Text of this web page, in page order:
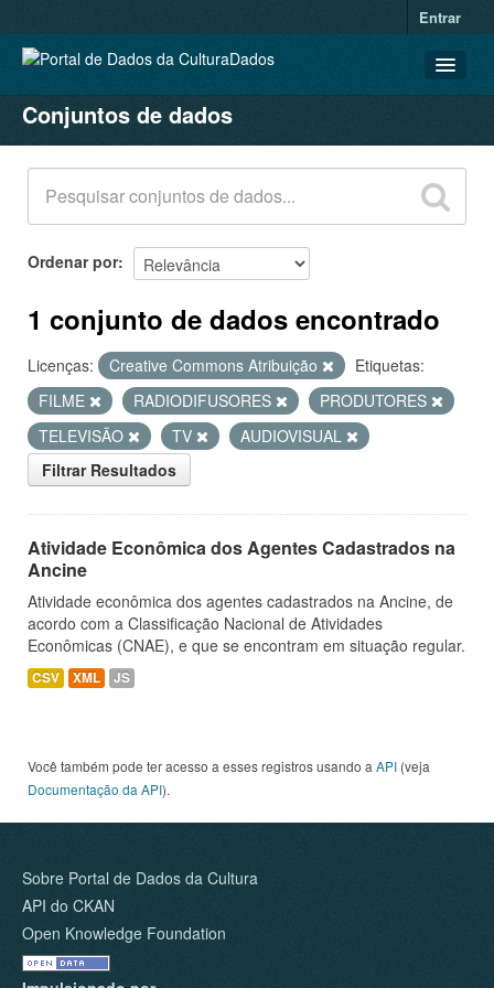
Entrar
CONJUNTOS DE DADOS
ORGANIZAÇÕES
GRUPOS
SOBRE
Conjuntos de dados
Ordenar por
1 conjunto de dados encontrado
Licenças: Creative Commons Atribuição
Etiquetas:
FILME
RADIODIFUSORES
PRODUTORES
TELEVISÃO
TV
AUDIOVISUAL
Filtrar Resultados
Atividade Econômica dos Agentes Cadastrados na
Ancine
Atividade econômica dos agentes cadastrados na Ancine, de
acordo com a Classificação Nacional de Atividades
Econômicas (CNAE), e que se encontram em situação regular.
CSV XML JS
Você também pode ter acesso a esses registros usando a API (veja
Documentação da API).
Sobre Portal de Dados da Cultura
API do CKAN
Open Knowledge Foundation